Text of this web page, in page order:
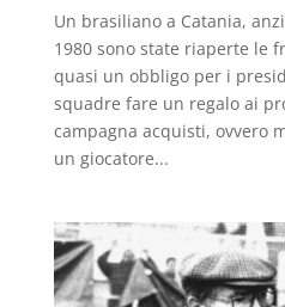
Un brasiliano a Catania,
1980 sono state riaperte le
quasi un obbligo per i
squadre fare un regalo ai
campagna acquisti, ovvero
un giocatore...